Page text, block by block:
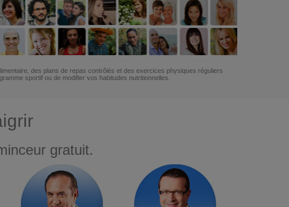
des plans de repas contrôlés et des exercices physiques réguliers
sportif ou de modifier vos habitudes nutritionnelles.
gratuit.